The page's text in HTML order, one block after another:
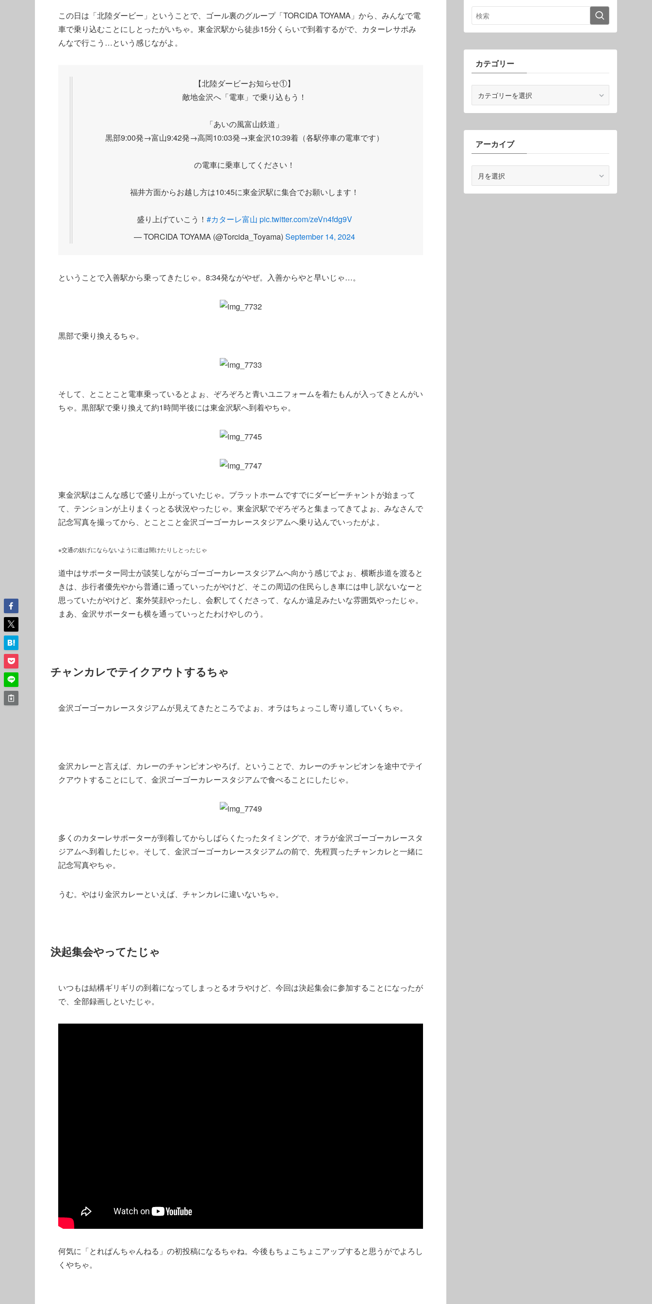
この日は「北陸ダービー」ということで、ゴール裏のグループ「TORCIDA TOYAMA」から、みんなで電
車で乗り込むことにしとったがいちゃ。東金沢駅から徒歩15分くらいで到着するがで、カターレサポみ
んなで行こう…という感じながよ。
【北陸ダービーお知らせ①】
敵地金沢へ「電車」で乗り込もう！
「あいの風富山鉄道」
黒部9:00発→富山9:42発→高岡10:03発→東金沢10:39着（各駅停車の電車です）
の電車に乗車してください！
福井方面からお越し方は10:45に東金沢駅に集合でお願いします！
盛り上げていこう！ #カターレ富山 pic.twitter.com/zeVn4fdg9V
— TORCIDA TOYAMA (@Torcida_Toyama) September 14, 2024
ということで入善駅から乗ってきたじゃ。8:34発ながやぜ。入善からやと早いじゃ…。
黒部で乗り換えるちゃ。
そして、とことこと電車乗っているとよぉ、ぞろぞろと青いユニフォームを着たもんが入ってきとんがい
ちゃ。黒部駅で乗り換えて約1時間半後には東金沢駅へ到着やちゃ。
東金沢駅はこんな感じで盛り上がっていたじゃ。プラットホームですでにダービーチャントが始まって
て、テンションが上りまくっとる状況やったじゃ。東金沢駅でぞろぞろと集まってきてよぉ、みなさんで
記念写真を撮ってから、とことこと金沢ゴーゴーカレースタジアムへ乗り込んでいったがよ。
※交通の妨げにならないように道は開けたりしとったじゃ
道中はサポーター同士が談笑しながらゴーゴーカレースタジアムへ向かう感じでよぉ、横断歩道を渡ると
きは、歩行者優先やから普通に通っていったがやけど、そこの周辺の住民らしき車には申し訳ないなーと
思っていたがやけど、案外笑顔やったし、会釈してくださって、なんか遠足みたいな雰囲気やったじゃ。
まあ、金沢サポーターも横を通っていっとたわけやしのう。
チャンカレでテイクアウトするちゃ
金沢ゴーゴーカレースタジアムが見えてきたところでよぉ、オラはちょっこし寄り道していくちゃ。
金沢カレーと言えば、カレーのチャンピオンやろげ。ということで、カレーのチャンピオンを途中でテイ
クアウトすることにして、金沢ゴーゴーカレースタジアムで食べることにしたじゃ。
多くのカターレサポーターが到着してからしばらくたったタイミングで、オラが金沢ゴーゴーカレースタ
ジアムへ到着したじゃ。そして、金沢ゴーゴーカレースタジアムの前で、先程買ったチャンカレと一緒に
記念写真やちゃ。
うむ。やはり金沢カレーといえば、チャンカレに違いないちゃ。
決起集会やってたじゃ
いつもは結構ギリギリの到着になってしまっとるオラやけど、今回は決起集会に参加することになったが
で、全部録画しといたじゃ。
何気に「とれぱんちゃんねる」の初投稿になるちゃね。今後もちょこちょこアップすると思うがでよろし
くやちゃ。
カテゴリー
ゴ
ー
アーカイブ
カ